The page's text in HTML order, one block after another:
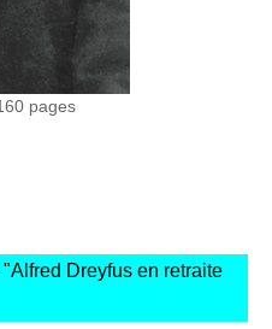
pages
Alfred Dreyfus en retraite